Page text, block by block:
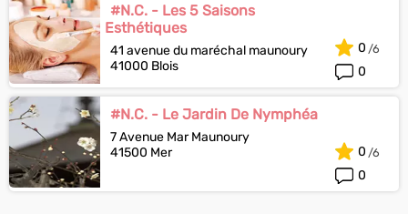
#N.C. - Les 5 Saisons
Esthétiques
41 avenue du maréchal maunoury
41000 Blois
0
0
#N.C. - Le Jardin De Nymphéa
7 Avenue Mar Maunoury
41500 Mer
0
0